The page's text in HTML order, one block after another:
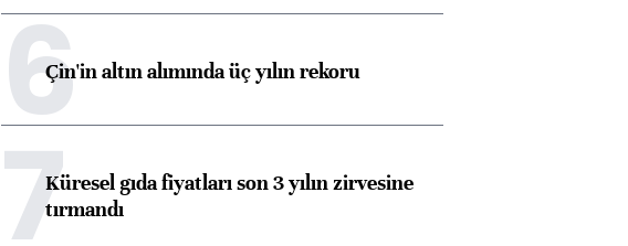
6Çin'in altın alımında üç yılın rekoru
7Küresel gıda fiyatları son 3 yılın zirvesine
tırmandı